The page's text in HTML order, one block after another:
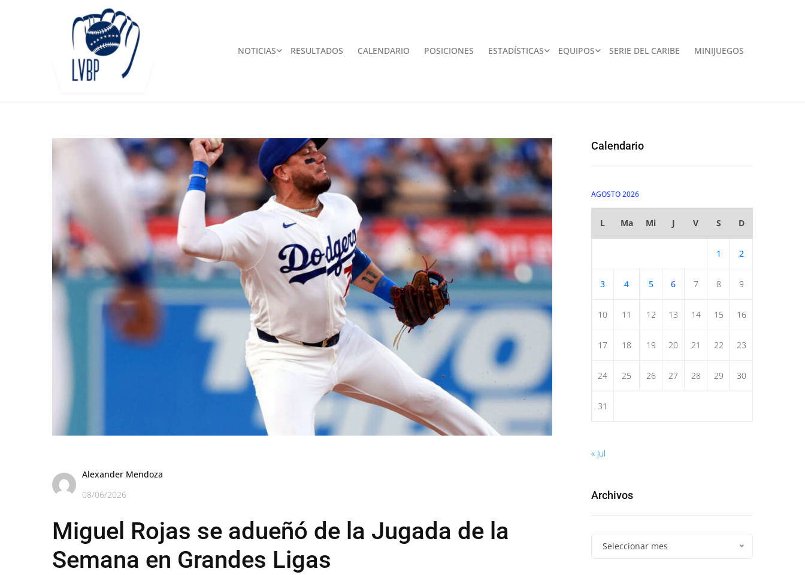
NOTICIAS RESULTADOS CALENDARIO POSICIONES ESTADÍSTICAS EQUIPOS SERIE DEL CARIBE MINIJUEGOS
Alexander Mendoza
08/06/2026
Miguel Rojas se adueñó de la Jugada de la
Semana en Grandes Ligas
Calendario
AGOSTO 2026
L Ma Mi J V S D
1 2
3 4 5 6 7 8 9
10 11 12 13 14 15 16
17 18 19 20 21 22 23
24 25 26 27 28 29 30
31
« Jul
Archivos
Seleccionar mes